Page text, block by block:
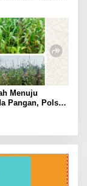
Menuju
Pangan, Polsek